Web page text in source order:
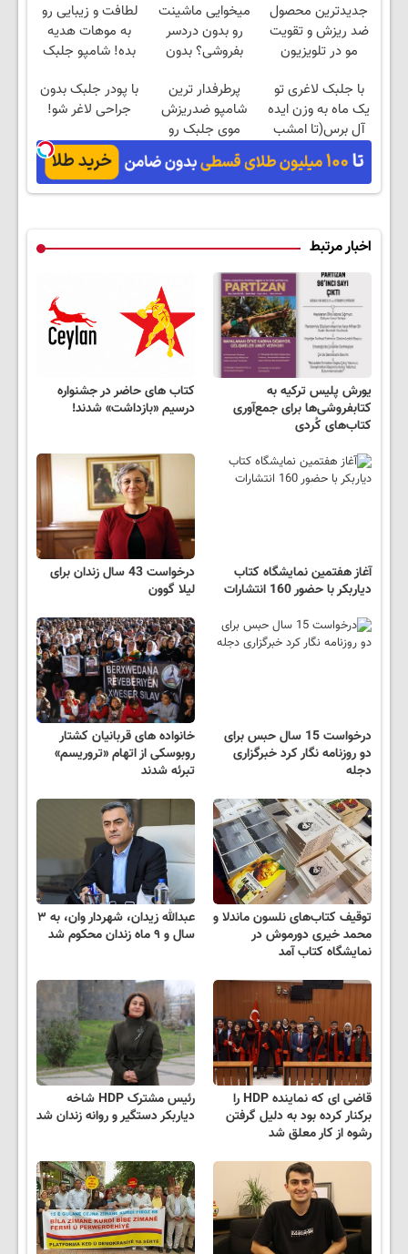
جدیدترین محصول
ضد ریزش و تقویت
مو در تلویزیون
تخفیف
میخوایی ماشینت
رو بدون دردسر
بفروشی؟ بدون
لطافت و زیبایی رو
به موهات هدیه
بده! شامپو جلبک
با جلبک لاغری تو
یک ماه به وزن ایده
آل برس(تا امشب
تخفیف ویژه)
پرطرفدار ترین
شامپو ضدریزش
موی جلبک رو
با پودر جلبک بدون
جراحی لاغر شو!
اخبار مرتبط
یورش پلیس ترکیه به
کتابفروشی‌ها برای جمع‌آوری
کتاب‌های کُردی
کتاب های حاضر در جشنواره
درسیم «بازداشت» شدند!
آغاز هفتمین نمایشگاه کتاب
دیاربکر با حضور 160 انتشارات
درخواست 43 سال زندان برای
لیلا گوون
درخواست 15 سال حبس برای
دو روزنامه نگار کرد خبرگزاری
دجله
خانواده های قربانیان کشتار
روبوسکی از اتهام «تروریسم»
تبرئه شدند
توقیف کتاب‌های نلسون ماندلا و
محمد خیری دورموش در
نمایشگاه کتاب آمد
عبدالله زیدان، شهردار وان، به ۳
سال و ۹ ماه زندان محکوم شد
قاضی ای که نماینده HDP را
برکنار کرده بود به دلیل گرفتن
رشوه از کار معلق شد
رئیس مشترک HDP شاخه
دیاربکر دستگیر و روانه زندان شد